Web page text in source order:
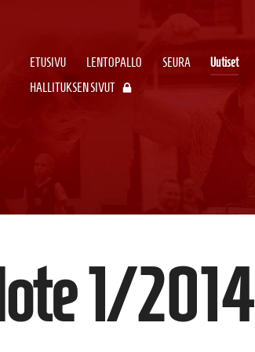
ETUSIVU LENTOPALLO SEURA Uutiset
HALLITUKSEN SIVUT
1/2014